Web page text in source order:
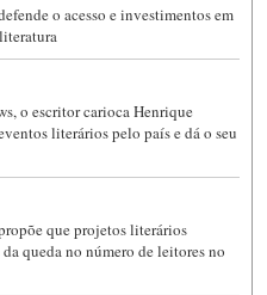
o acesso e investimentos em
o escritor carioca Henrique
literários pelo país e dá o seu
que projetos literários
queda no número de leitores no